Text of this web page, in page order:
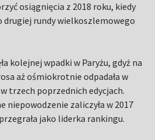
osiągnięcia z 2018 roku, kiedy
drugiej rundy wielkoszlemowego
kolejnej wpadki w Paryżu, gdyż na
aż ośmiokrotnie odpadała w
trzech poprzednich edycjach.
niepowodzenie zaliczyła w 2017
jako liderka rankingu.